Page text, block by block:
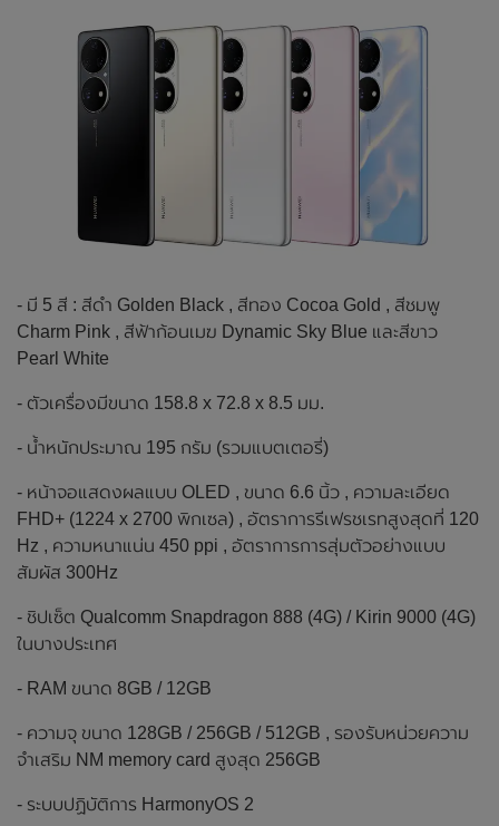
- มี 5 สี : สีดำ Golden Black , สีทอง Cocoa Gold , สีชมพู
Charm Pink , สีฟ้าก้อนเมฆ Dynamic Sky Blue และสีขาว
Pearl White
- ตัวเครื่องมีขนาด 158.8 x 72.8 x 8.5 มม.
- น้ำหนักประมาณ 195 กรัม (รวมแบตเตอรี่)
- หน้าจอแสดงผลแบบ OLED , ขนาด 6.6 นิ้ว , ความละเอียด
FHD+ (1224 x 2700 พิกเซล) , อัตราการรีเฟรชเรทสูงสุดที่ 120
Hz , ความหนาแน่น 450 ppi , อัตราการการสุ่มตัวอย่างแบบ
สัมผัส 300Hz
- ชิปเซ็ต Qualcomm Snapdragon 888 (4G) / Kirin 9000 (4G)
ในบางประเทศ
- RAM ขนาด 8GB / 12GB
- ความจุ ขนาด 128GB / 256GB / 512GB , รองรับหน่วยความ
จำเสริม NM memory card สูงสุด 256GB
- ระบบปฏิบัติการ HarmonyOS 2